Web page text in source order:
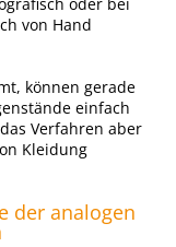
oder bei
von Hand
können gerade
einfach
Verfahren aber
Kleidung
der analogen